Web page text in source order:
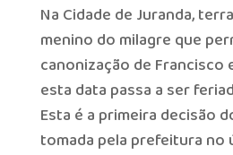
Na Cidade de Juranda,
menino do milagre que
canonização de Francisco
esta data passa a ser
Esta é a primeira decisão
tomada pela prefeitura no